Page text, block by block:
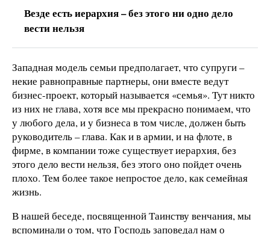
Везде есть иерархия – без этого ни одно дело
вести нельзя
Западная модель семьи предполагает, что супруги –
некие равноправные партнеры, они вместе ведут
бизнес-проект, который называется «семья». Тут никто
из них не глава, хотя все мы прекрасно понимаем, что
у любого дела, и у бизнеса в том числе, должен быть
руководитель – глава. Как и в армии, и на флоте, в
фирме, в компании тоже существует иерархия, без
этого дело вести нельзя, без этого оно пойдет очень
плохо. Тем более такое непростое дело, как семейная
жизнь.
В нашей беседе, посвященной Таинству венчания, мы
вспоминали о том, что Господь заповедал нам о